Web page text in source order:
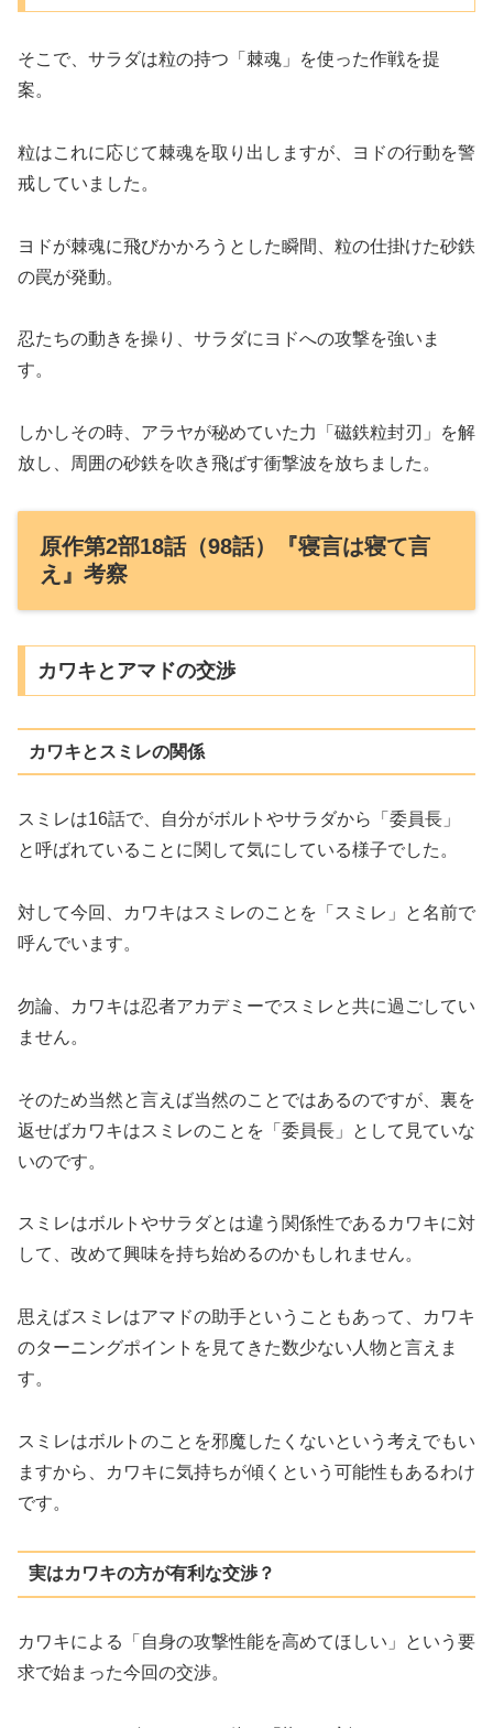
そこで、サラダは粒の持つ「棘魂」を使った作戦を提
案。
粒はこれに応じて棘魂を取り出しますが、ヨドの行動を警
戒していました。
ヨドが棘魂に飛びかかろうとした瞬間、粒の仕掛けた砂鉄
の罠が発動。
忍たちの動きを操り、サラダにヨドへの攻撃を強いま
す。
しかしその時、アラヤが秘めていた力「磁鉄粒封刃」を解
放し、周囲の砂鉄を吹き飛ばす衝撃波を放ちました。
原作第2部18話（98話）『寝言は寝て言
え』考察
カワキとアマドの交渉
カワキとスミレの関係
スミレは16話で、自分がボルトやサラダから「委員長」
と呼ばれていることに関して気にしている様子でした。
対して今回、カワキはスミレのことを「スミレ」と名前で
呼んでいます。
勿論、カワキは忍者アカデミーでスミレと共に過ごしてい
ません。
そのため当然と言えば当然のことではあるのですが、裏を
返せばカワキはスミレのことを「委員長」として見ていな
いのです。
スミレはボルトやサラダとは違う関係性であるカワキに対
して、改めて興味を持ち始めるのかもしれません。
思えばスミレはアマドの助手ということもあって、カワキ
のターニングポイントを見てきた数少ない人物と言えま
す。
スミレはボルトのことを邪魔したくないという考えでもい
ますから、カワキに気持ちが傾くという可能性もあるわけ
です。
実はカワキの方が有利な交渉？
カワキによる「自身の攻撃性能を高めてほしい」という要
求で始まった今回の交渉。